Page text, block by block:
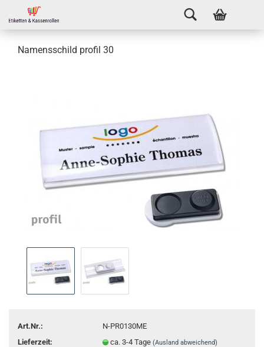
Namensschild profil 30
Art.Nr.:
N-PR0130ME
Lieferzeit:
ca. 3-4 Tage(Ausland abweichend)